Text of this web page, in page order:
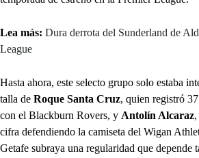
Lea más: Dura derrota del Sunderland de
League
Hasta ahora, este selecto grupo solo estaba
talla de Roque Santa Cruz, quien registró
con el Blackburn Rovers, y Antolín Alcaraz
cifra defendiendo la camiseta del Wigan
Getafe subraya una regularidad que depende